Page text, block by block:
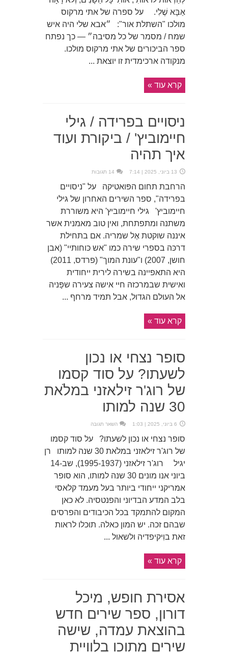
אַבָּא שֶׁלִי. על ספרה של אתי מרקוס
מולכו "השתלת אור": ״אבא שלי היה איש
שמח / מסמר של כל מסיבה״ — כך נפתח
ספר הביכורים של אתי מרקוס מולכו.
מנקודה ארכימדית זו יוצאת ...
קרא עוד »
ניסויים בפרידה / גילי
חיימוביץ' / ביקורת ועוד
איך תהיה
13 ביוני, 2025 | 7:14 14 תגובות
הרחבת תחום הפּואטיקה על "ניסויים
בפרידה", ספר השירים האחרון של גילי
חיימוביץ' גילי חיימוביץ' היא משוררת
משתנה ומתפתחת, ואין טוב מאמנית אשר
איננה שוקטת אֶל שמריה. אם בתחילת
דרכּהּ בספרי שירה כמו "אש כּוחותיי" (אבן
חושן, 2007) ו"עונת המוך" (פרדס, 2011)
היא התאפיינה בשירה לירית ייחודית
ואישית שבמרכזהּ חיי אישה צעירה שפָּניה
אל העולם הגדול, אבל תמיד מרחף ...
קרא עוד »
סופר נצחי או נכון
לשעתו? על סוד קסמו
של רוג'ר זילאזני במלֹאת
30 שנה למותו
6 ביוני, 2025 | 1:03 השאר תגובה
סופר נצחי או נכון לשעתו? על סוד קסמו
של רוג'ר זילאזני במלֹאת 30 שנה למותו רן
יגיל רוג'ר זילאזני (1995-1937), שב-14
ביוני אנו מונים 30 שנה למותו, הוא סופר
אמריקני ייחודי ביותר בעל מעמד קלאסי
בלב המדע הבדיוני והפנטסיה. לא כאן
המקום להתמקד בכל הכיבודים והפרסים
שבהם זכה. יש המון כאלה. תוכלו לראות
זאת בוִיקיפדיה ולשאול ...
קרא עוד »
אסירת חופש, מיכל
דורון, ספר שירים חדש
בהוצאת עמדה, שישה
שירים מתוכו בלוויית